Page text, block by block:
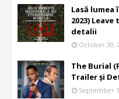
Lasă
2023)
detalii
October 30,
The Burial
Trailer și
September